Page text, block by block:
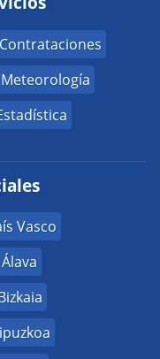
Contrataciones
Meteorología
Vasco